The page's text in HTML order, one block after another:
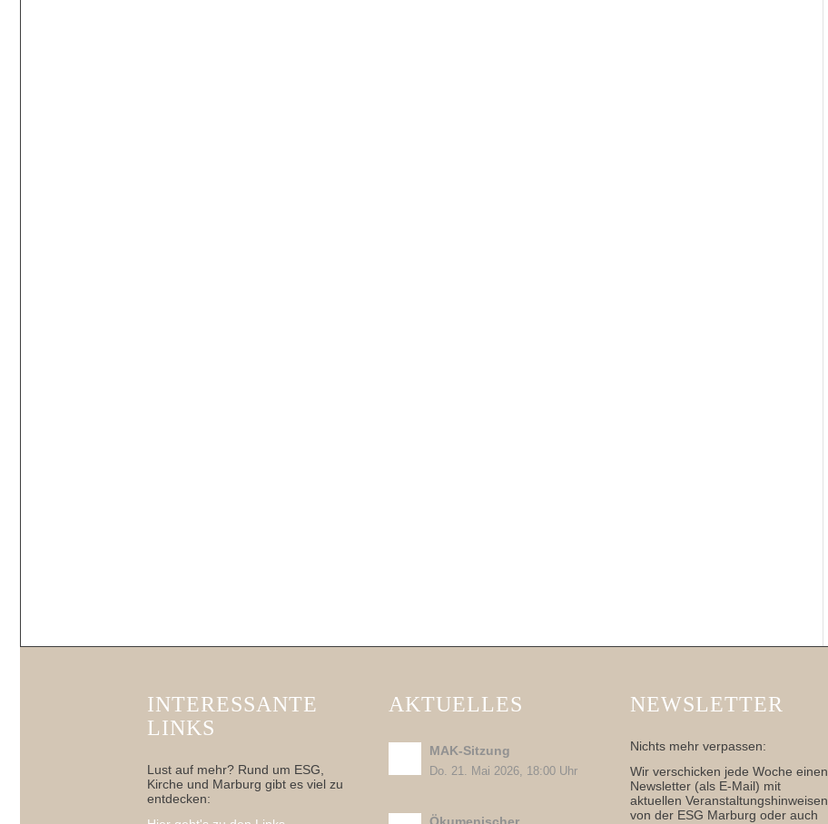
INTERESSANTE
LINKS
Lust auf mehr? Rund um ESG,
Kirche und Marburg gibt es viel zu
entdecken:
AKTUELLES
MAK-Sitzung
Do. 21. Mai 2026, 18:00 Uhr
NEWSLETTER
Nichts mehr verpassen:
Wir verschicken jede Woche einen
Newsletter (als E-Mail) mit
aktuellen Veranstaltungshinweisen
von der ESG Marburg oder auch